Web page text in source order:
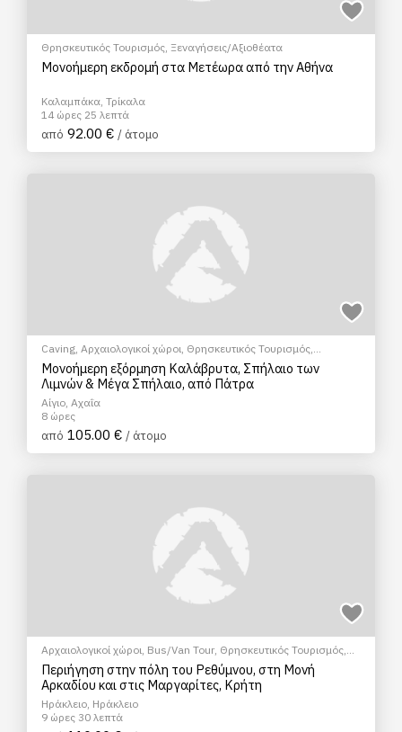
Θρησκευτικός Τουρισμός, Ξεναγήσεις/Αξιοθέατα
Μονοήμερη εκδρομή στα Μετέωρα από την Αθήνα
Καλαμπάκα, Τρίκαλα
14 ώρες 25 λεπτά
από 92.00 € / άτομο
Caving, Αρχαιολογικοί χώροι, Θρησκευτικός Τουρισμός,
Εισιτήρια
Μουσεία Ξεναγήσεις/Αξιοθέατα Πεζοπορία Πόλης
Πολιτιστικά - Πολιτισμικά
Μονοήμερη εξόρμηση Καλάβρυτα, Σπήλαιο των
Λιμνών & Μέγα Σπήλαιο, από Πάτρα
Αίγιο, Αχαΐα
8 ώρες
από 105.00 € / άτομο
Αρχαιολογικοί χώροι, Bus/Van Tour, Θρησκευτικός Τουρισμός,
Ξεναγήσεις/Αξιοθέατα , Πεζοπορία Πόλης
Περιήγηση στην πόλη του Ρεθύμνου, στη Μονή
Αρκαδίου και στις Μαργαρίτες, Κρήτη
Ηράκλειο, Ηράκλειο
9 ώρες 30 λεπτά